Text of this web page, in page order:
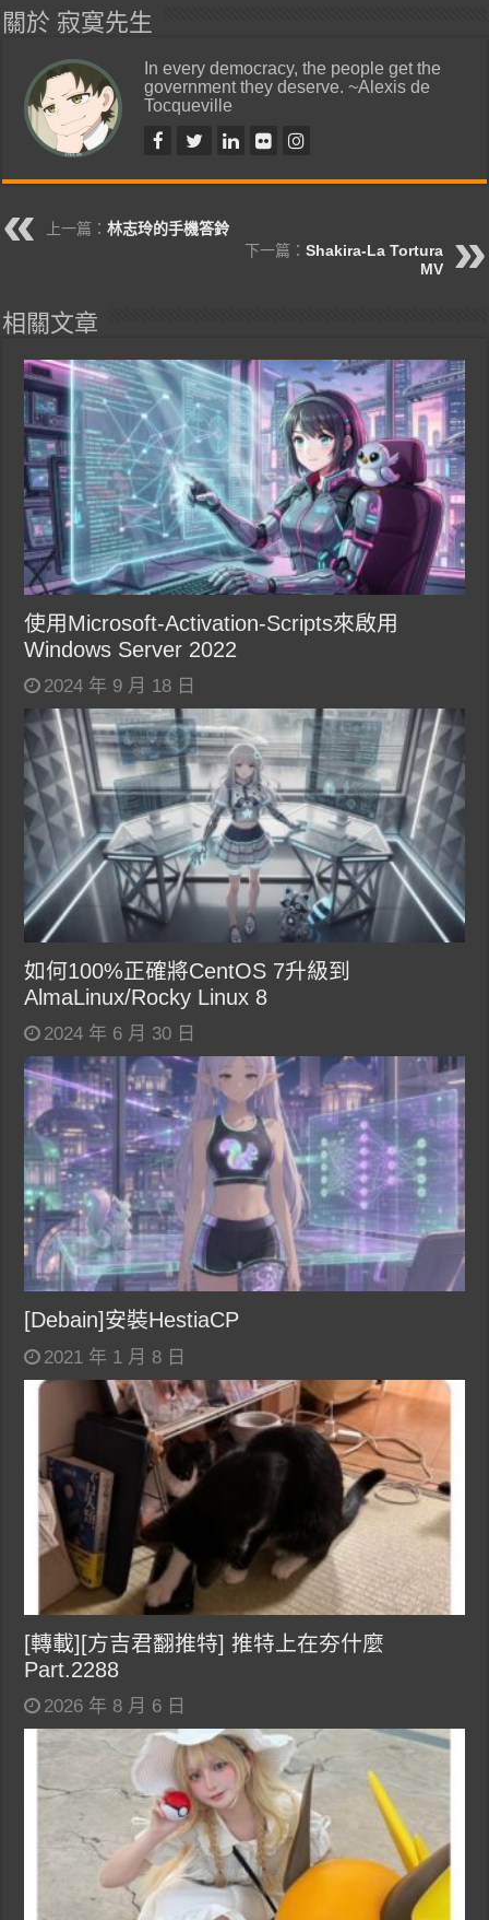
關於 寂寞先生
In every democracy, the people get the
government they deserve. ~Alexis de
Tocqueville
上一篇：林志玲的手機答鈴
下一篇： Shakira-La Tortura
MV
相關文章
使用Microsoft-Activation-Scripts來啟用
Windows Server 2022
2024 年 9 月 18 日
如何100%正確將CentOS 7升級到
AlmaLinux/Rocky Linux 8
2024 年 6 月 30 日
[Debain]安裝HestiaCP
2021 年 1 月 8 日
[轉載][方吉君翻推特] 推特上在夯什麼
Part.2288
2026 年 8 月 6 日